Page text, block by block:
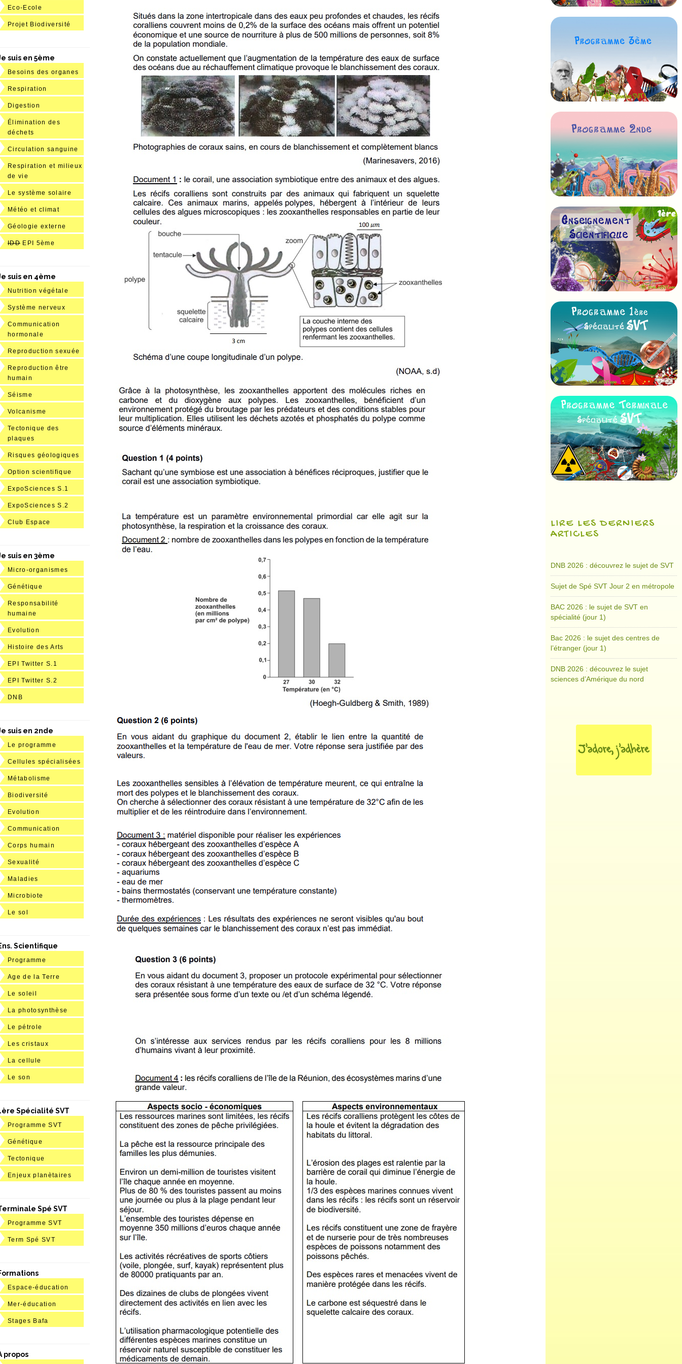
Eco-Ecole
Projet Biodiversité
suis en 5ème
Besoins des organes
Respiration
Digestion
Élimination des
déchets
Circulation sanguine
Respiration et milieux
de vie
Le système solaire
Météo et climat
Géologie externe
IDD EPI 5ème
suis en 4ème
Nutrition végétale
Système nerveux
Communication
hormonale
Reproduction sexuée
Reproduction être
humain
Séisme
Volcanisme
Tectonique des
plaques
Risques géologiques
Option scientifique
ExpoSciences S.1
ExpoSciences S.2
Club Espace
suis en 3ème
Micro-organismes
Génétique
Responsabilité
humaine
Evolution
Histoire des Arts
EPI Twitter S.1
EPI Twitter S.2
DNB
suis en 2nde
Le programme
Cellules spécialisées
Métabolisme
Biodiversité
Evolution
Communication
Corps humain
Sexualité
Maladies
Microbiote
Le sol
Scientifique
Programme
Age de la Terre
Le soleil
La photosynthèse
Le pétrole
Les cristaux
La cellule
Le son
Spécialité SVT
Programme SVT
Génétique
Tectonique
Enjeux planètaires
Spé SVT
Programme SVT
Term Spé SVT
Espace-éducation
Mer-éducation
Stages Bafa
propos
LIRE LES DERNIERS
ARTICLES
DNB 2026 : découvrez le sujet de SVT
Sujet de Spé SVT Jour 2 en métropole
BAC 2026 : le sujet de SVT en
spécialité (jour 1)
Bac 2026 : le sujet des centres de
l’étranger (jour 1)
DNB 2026 : découvrez le sujet
sciences d’Amérique du nord